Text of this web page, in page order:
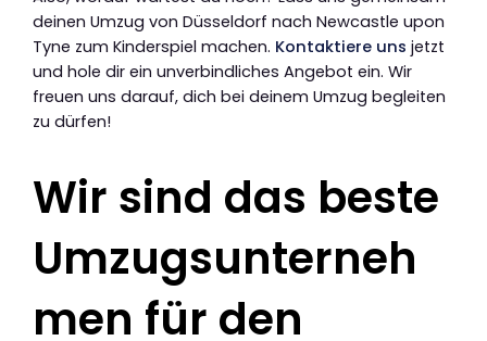
deinen Umzug von Düsseldorf nach Newcastle upon
Tyne zum Kinderspiel machen. Kontaktiere uns jetzt
und hole dir ein unverbindliches Angebot ein. Wir
freuen uns darauf, dich bei deinem Umzug begleiten
zu dürfen!
Wir sind das beste
Umzugsunterneh
men für den